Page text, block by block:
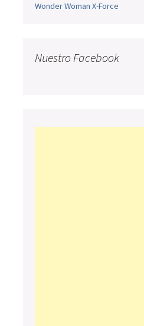
Wonder Woman X-Force
Nuestro Facebook